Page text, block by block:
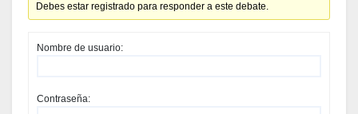
Debes estar registrado para responder a este debate.
Nombre de usuario:
Contraseña: